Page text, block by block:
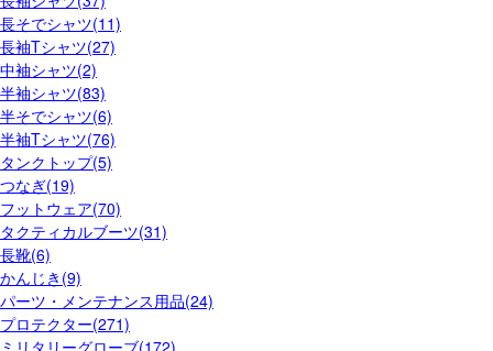
長そでシャツ(11)
長袖Tシャツ(27)
中袖シャツ(2)
半袖シャツ(83)
半そでシャツ(6)
半袖Tシャツ(76)
タンクトップ(5)
つなぎ(19)
フットウェア(70)
タクティカルブーツ(31)
長靴(6)
かんじき(9)
パーツ・メンテナンス用品(24)
プロテクター(271)
ミリタリーグローブ(172)